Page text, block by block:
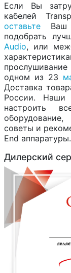
Если Вы
кабелей
оставьте Ваш
подобрать
Audio, или
одном из 23
Доставка
России. Наши
настроить
советы и
End аппаратуры.
Дилерский